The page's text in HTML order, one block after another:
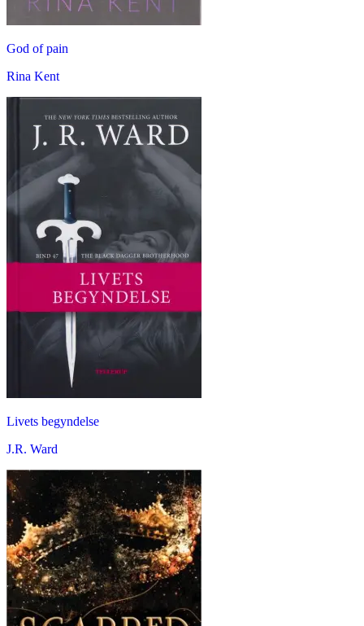
God of pain
Rina Kent
Livets begyndelse
J.R. Ward